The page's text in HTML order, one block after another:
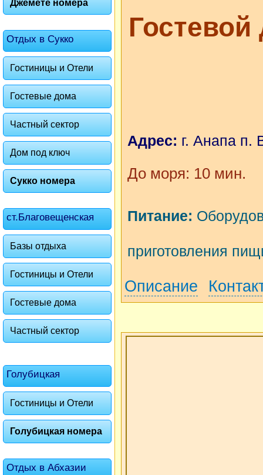
Джемете номера
Отдых в Сукко
Гостиницы и Отели
Гостевые дома
Частный сектор
Дом под ключ
Сукко номера
ст.Благовещенская
Базы отдыха
Гостиницы и Отели
Гостевые дома
Частный сектор
Голубицкая
Гостиницы и Отели
Голубицкая номера
Отдых в Абхазии
Адрес: г. Анапа п.
До моря: 10 мин.
Питание:
приготовления
Описание